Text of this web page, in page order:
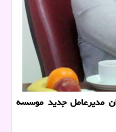
مدیرعامل جدید موسسه